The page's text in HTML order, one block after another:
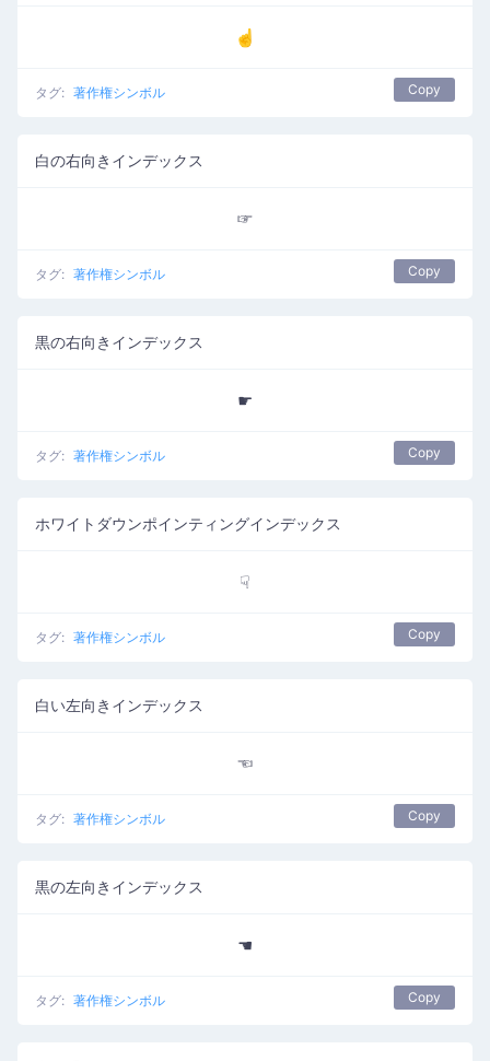
☝
タグ: 著作権シンボル Copy
白の右向きインデックス
☞
タグ: 著作権シンボル Copy
黒の右向きインデックス
☛
タグ: 著作権シンボル Copy
ホワイトダウンポインティングインデックス
☟
タグ: 著作権シンボル Copy
白い左向きインデックス
☜
タグ: 著作権シンボル Copy
黒の左向きインデックス
☚
タグ: 著作権シンボル Copy